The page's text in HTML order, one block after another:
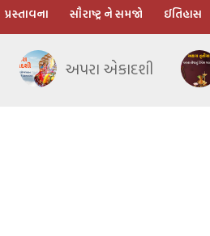
પ્રસ્તાવના સૌરાષ્ટ્ર ને સમજો ઈતિહાસ
અપરા એકાદશી